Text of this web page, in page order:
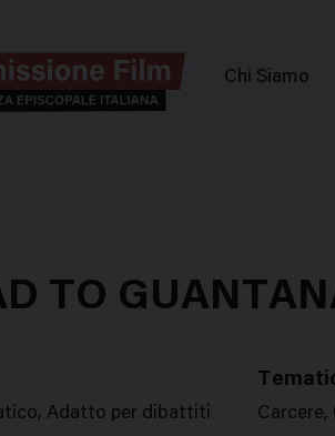
Menu
Chi Siamo
TO
Adatto per dibattiti Carcere,